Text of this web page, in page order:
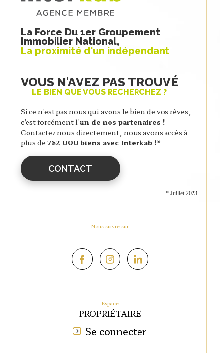
La Force Du 1er Groupement
Immobilier National,
La proximité d'un indépendant
VOUS N'AVEZ PAS TROUVÉ
LE BIEN QUE VOUS RECHERCHEZ ?
Si ce n'est pas nous qui avons le bien de vos rêves,
c'est forcément l'un de nos partenaires !
Contactez nous directement, nous avons accès à
plus de 782 000 biens avec Interkab !*
CONTACT
* Juillet 2023
Nous suivre sur
Espace
PROPRIÉTAIRE
Se connecter